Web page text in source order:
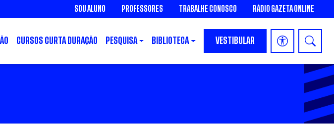
SOU ALUNO PROFESSORES TRABALHE CONOSCO RÁDIO GAZETA ONLINE
CURSOS CURTA DURAÇÃO PESQUISA BIBLIOTECA VESTIBULAR